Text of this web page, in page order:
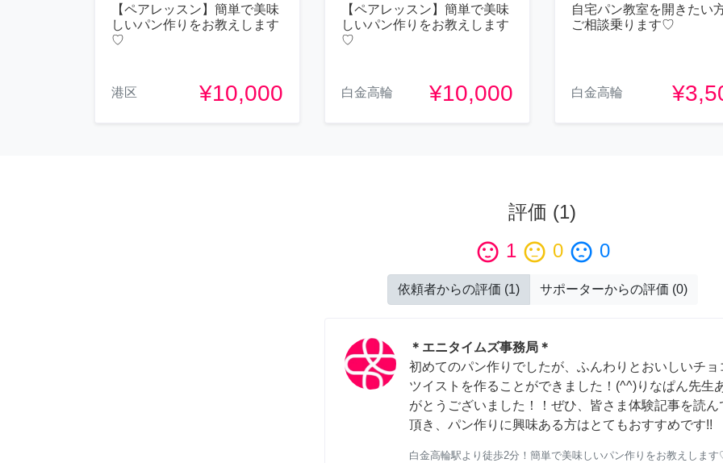
【ペアレッスン】簡単で美味
しいパン作りをお教えします
♡
港区 ¥10,000
【ペアレッスン】簡単で美味
しいパン作りをお教えします
♡
白金高輪 ¥10,000
自宅パン教室を開きたい方
ご相談乗ります♡
白金高輪
評価 (1)
sentiment_satisfied 1 sentiment_neutral 0 sentiment_dissatisfied 0
依頼者からの評価 (1) サポーターからの評価 (0)
＊エニタイムズ事務局＊
初めてのパン作りでしたが、ふんわりとおいしいチョ
ツイストを作ることができました！(^^)りなぱん先生
がとうございました！！ぜひ、皆さま体験記事を読ん
頂き、パン作りに興味ある方はとてもおすすめです!!
白金高輪駅より徒歩2分！簡単で美味しいパン作りをお教えしま